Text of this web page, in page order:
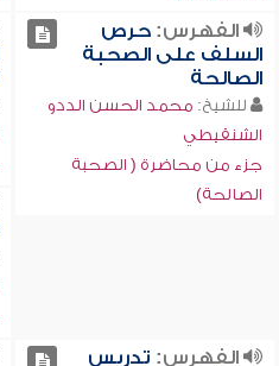
الفهرس:حرص
السلف على الصحبة
الصالحة
للشيخ: محمد الحسن الددو
الشنقيطي
جزء من محاضرة ( الصحبة
الصالحة)
الفهرس: تدريس